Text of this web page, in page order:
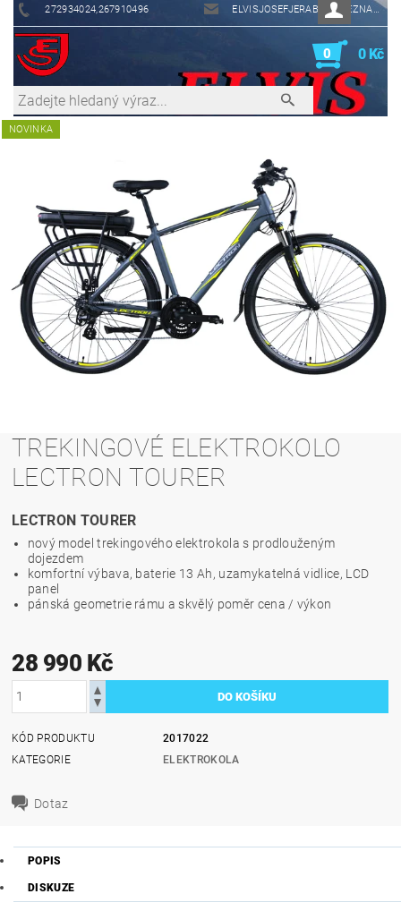
272934024,267910496 ELVISJOSEFJERABEK@SEZNAM.CZ
0 0 Kč
NOVINKA
TREKINGOVÉ ELEKTROKOLO
LECTRON TOURER
LECTRON TOURER
nový model trekingového elektrokola s prodlouženým
dojezdem
komfortní výbava, baterie 13 Ah, uzamykatelná vidlice, LCD
panel
pánská geometrie rámu a skvělý poměr cena / výkon
28 990 Kč
KÓD PRODUKTU
2017022
KATEGORIE
ELEKTROKOLA
Dotaz
POPIS
DISKUZE